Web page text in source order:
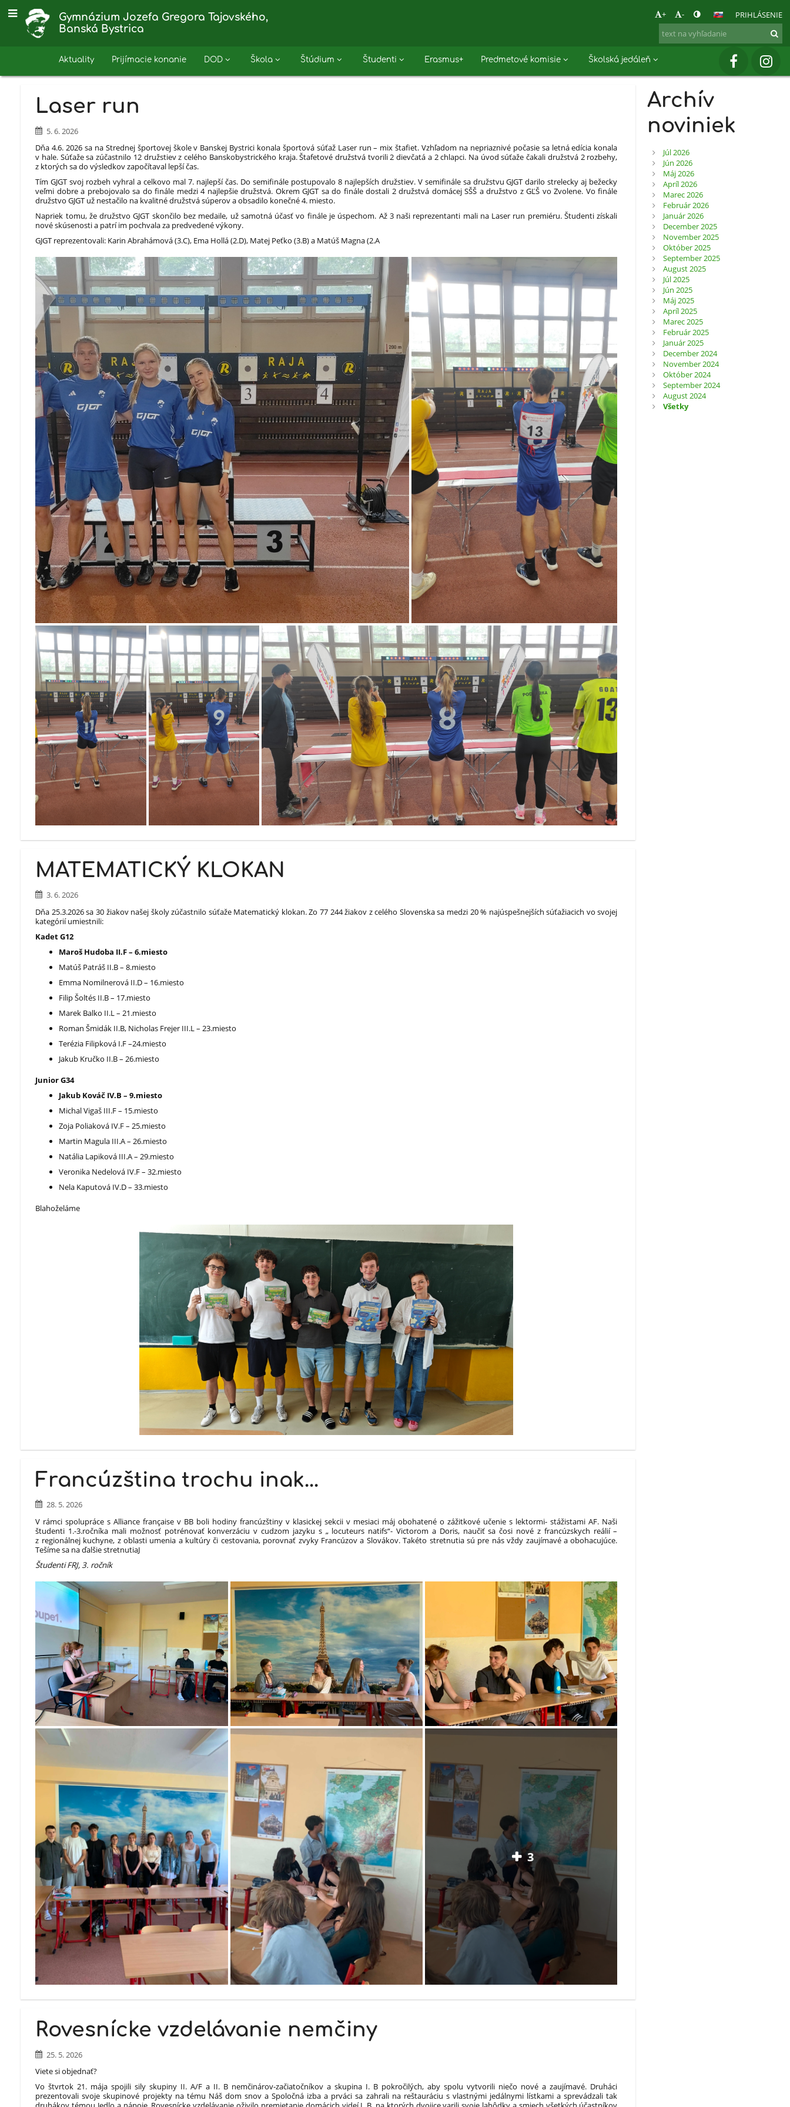
Gymnázium Jozefa Gregora Tajovského,
Banská Bystrica
+ - PRIHLÁSENIE
Aktuality Prijímacie konanie DOD Škola Štúdium Študenti Erasmus+ Predmetové komisie Školská jedáleň
Novinky
Laser run
5. 6. 2026
Dňa 4.6. 2026 sa na Strednej športovej škole v Banskej Bystrici konala športová súťaž Laser run – mix štafiet. Vzhľadom na nepriaznivé počasie sa letná edícia konala
v hale. Súťaže sa zúčastnilo 12 družstiev z celého Banskobystrického kraja. Štafetové družstvá tvorili 2 dievčatá a 2 chlapci. Na úvod súťaže čakali družstvá 2 rozbehy,
z ktorých sa do výsledkov započítaval lepší čas.
Tím GJGT svoj rozbeh vyhral a celkovo mal 7. najlepší čas. Do semifinále postupovalo 8 najlepších družstiev. V semifinále sa družstvu GJGT darilo strelecky aj bežecky
veľmi dobre a prebojovalo sa do finále medzi 4 najlepšie družstvá. Okrem GJGT sa do finále dostali 2 družstvá domácej SŠŠ a družstvo z GĽŠ vo Zvolene. Vo finále
družstvo GJGT už nestačilo na kvalitné družstvá súperov a obsadilo konečné 4. miesto.
Napriek tomu, že družstvo GJGT skončilo bez medaile, už samotná účasť vo finále je úspechom. Až 3 naši reprezentanti mali na Laser run premiéru. Študenti získali
nové skúsenosti a patrí im pochvala za predvedené výkony.
GJGT reprezentovali: Karin Abrahámová (3.C), Ema Hollá (2.D), Matej Peťko (3.B) a Matúš Magna (2.A
MATEMATICKÝ KLOKAN
3. 6. 2026
Dňa 25.3.2026 sa 30 žiakov našej školy zúčastnilo súťaže Matematický klokan. Zo 77 244 žiakov z celého Slovenska sa medzi 20 % najúspešnejších súťažiacich vo svojej
kategórií umiestnili:
Kadet G12
Maroš Hudoba II.F – 6.miesto
Matúš Patráš II.B – 8.miesto
Emma Nomilnerová II.D – 16.miesto
Filip Šoltés II.B – 17.miesto
Marek Balko II.L – 21.miesto
Roman Šmidák II.B, Nicholas Frejer III.L – 23.miesto
Terézia Filipková I.F –24.miesto
Jakub Kručko II.B – 26.miesto
Junior G34
Jakub Kováč IV.B – 9.miesto
Michal Vigaš III.F – 15.miesto
Zoja Poliaková IV.F – 25.miesto
Martin Magula III.A – 26.miesto
Natália Lapiková III.A – 29.miesto
Veronika Nedelová IV.F – 32.miesto
Nela Kaputová IV.D – 33.miesto
Blahoželáme
Francúzština trochu inak...
28. 5. 2026
V rámci spolupráce s Alliance française v BB boli hodiny francúzštiny v klasickej sekcii v mesiaci máj obohatené o zážitkové učenie s lektormi- stážistami AF. Naši
študenti 1.-3.ročníka mali možnosť potrénovať konverzáciu v cudzom jazyku s „ locuteurs natifs“- Victorom a Doris, naučiť sa čosi nové z francúzskych reálií –
z regionálnej kuchyne, z oblasti umenia a kultúry či cestovania, porovnať zvyky Francúzov a Slovákov. Takéto stretnutia sú pre nás vždy zaujímavé a obohacujúce.
Tešíme sa na ďalšie stretnutiaJ
Študenti FRJ, 3. ročník
3
Rovesnícke vzdelávanie nemčiny
25. 5. 2026
Viete si objednať?
Vo štvrtok 21. mája spojili sily skupiny II. A/F a II. B nemčinárov-začiatočníkov a skupina I. B pokročilých, aby spolu vytvorili niečo nové a zaujímavé. Druháci
prezentovali svoje skupinové projekty na tému Náš dom snov a Spoločná izba a prváci sa zahrali na reštauráciu s vlastnými jedálnymi lístkami a sprevádzali tak
Archív
noviniek
Júl 2026
Jún 2026
Máj 2026
Apríl 2026
Marec 2026
Február 2026
Január 2026
December 2025
November 2025
Október 2025
September 2025
August 2025
Júl 2025
Jún 2025
Máj 2025
Apríl 2025
Marec 2025
Február 2025
Január 2025
December 2024
November 2024
Október 2024
September 2024
August 2024
Všetky